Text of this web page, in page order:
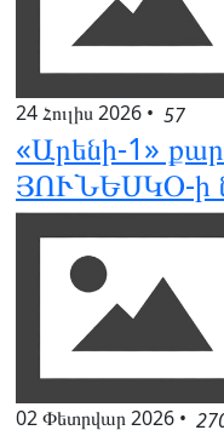
24 Հուլիս 2026 • 57
«Արենի-1»
ՅՈՒՆԵՍԿՕ-ի
02 Փետրվար 2026 •